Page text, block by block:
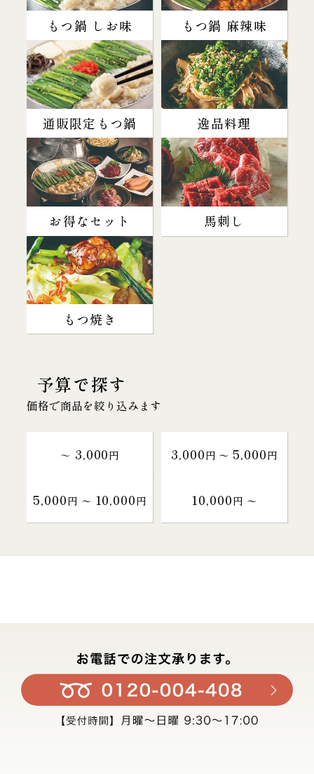
もつ鍋 しお味 もつ鍋 麻辣味
通販限定もつ鍋 逸品料理
お得なセット 馬刺し
もつ焼き
予算で探す
価格で商品を絞り込みます
～ 3,000円 3,000円 〜 5,000円
5,000円 〜 10,000円 10,000円 〜